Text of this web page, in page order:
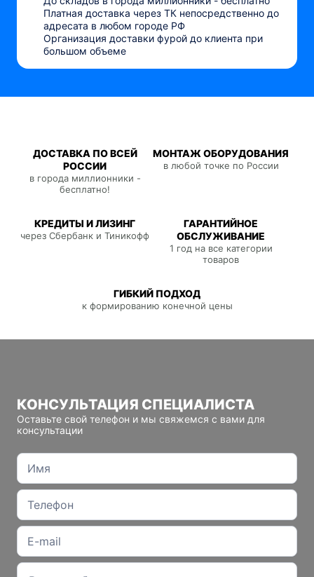
Платная доставка через ТК непосредственно до
адресата в любом городе РФ
Организация доставки фурой до клиента при
большом объеме
ДОСТАВКА ПО ВСЕЙ
РОССИИ
в города миллионники -
бесплатно!
МОНТАЖ ОБОРУДОВАНИЯ
в любой точке по России
КРЕДИТЫ И ЛИЗИНГ
через Сбербанк и Тиникофф
ГАРАНТИЙНОЕ
ОБСЛУЖИВАНИЕ
1 год на все категории
товаров
ГИБКИЙ ПОДХОД
к формированию конечной цены
КОНСУЛЬТАЦИЯ СПЕЦИАЛИСТА
Оставьте свой телефон и мы свяжемся с вами для
консультации